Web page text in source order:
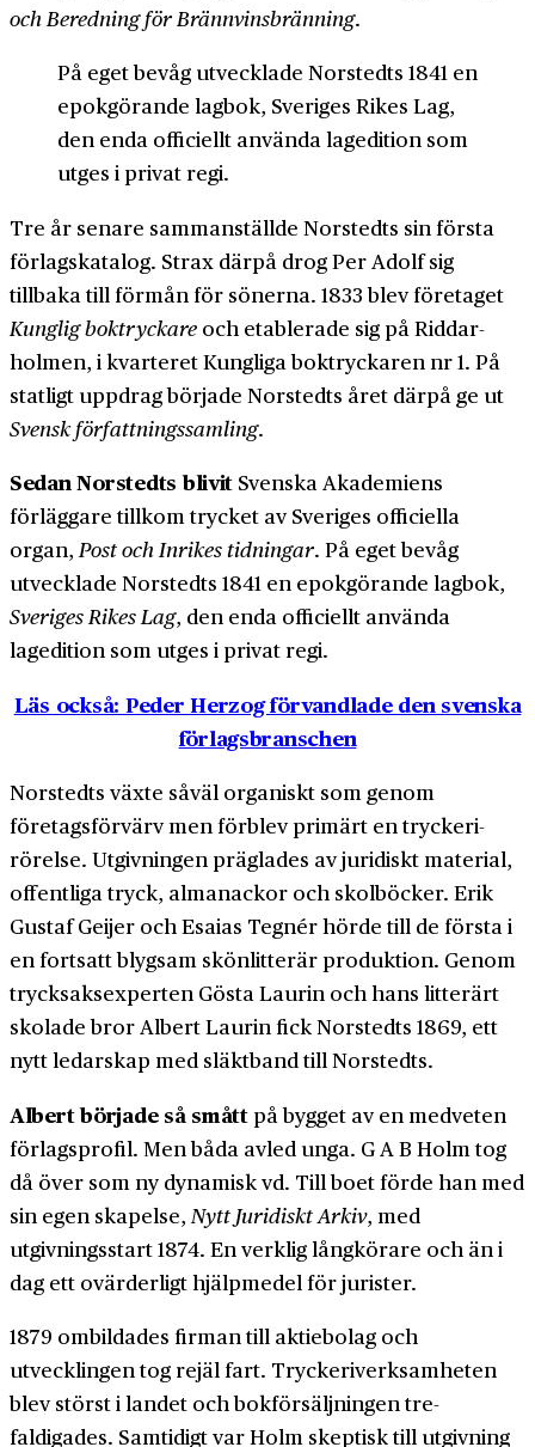
och Beredning för Brännvins­bränning.
På eget bevåg utvecklade Norstedts 1841 en
epokgörande lag­bok, Sveriges Rikes Lag,
den enda officiellt använda lagedition som
utges i privat regi.
Tre år senare samman­ställde Norstedts sin första
förlags­katalog. Strax därpå drog Per Adolf sig
tillbaka till förmån för sönerna. 1833 blev företaget
Kunglig bok­tryckare och etablerade sig på Riddar­
holmen, i kvarteret Kungliga bok­tryckaren nr 1. På
statligt uppdrag började Norstedts året därpå ge ut
Svensk författnings­samling.
Sedan Norstedts blivit Svenska Akademiens
förläggare tillkom trycket av Sveriges officiella
organ,Post och Inrikes tidningar. På eget bevåg
utvecklade Norstedts 1841 en epokgörande lag­bok,
Sveriges Rikes Lag, den enda officiellt använda
lagedition som utges i privat regi.
Läs också: Peder Herzog förvandlade den svenska
förlagsbranschen
Norstedts växte såväl organiskt som genom
företags­förvärv men förblev primärt en tryckeri­
rörelse. Utgivningen präglades av juridiskt material,
offentliga tryck, almanackor och skol­böcker. Erik
Gustaf Geijer och Esaias Tegnér hörde till de första i
en fortsatt blygsam skön­litterär produktion. Genom
trycksaks­experten Gösta Laurin och hans litterärt
skolade bror Albert Laurin fick Norstedts 1869, ett
nytt ledarskap med släkt­band till Norstedts.
Albert började så småttpå bygget av en medveten
förlags­profil. Men båda avled unga. G A B Holm tog
då över som ny dynamisk vd. Till boet förde han med
sin egen skapelse, Nytt Juridiskt Arkiv, med
utgivnings­start 1874. En verklig lång­körare och än i
dag ett ovärderligt hjälp­medel för jurister.
1879 ombildades firman till aktie­bolag och
utvecklingen tog rejäl fart. Tryckeri­verksam­heten
blev störst i landet och bok­för­säljningen tre­
faldigades. Samtidigt var Holm skeptisk till utgivning